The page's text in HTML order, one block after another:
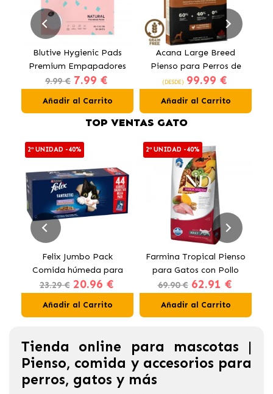
Blutive Hygienic Pads
Premium Empapadores
para Perros 60x60 cm
9.99 € 7.99 €
Añadir al Carrito
Acana Large Breed
Pienso para Perros de
Razas Grandes con Pollo
(DESDE) 99.99 €
Añadir al Carrito
TOP VENTAS GATO
2ª UNIDAD -40%
Felix Jumbo Pack
Comida húmeda para
Gatos en Gelatina Buey,
23.29 € 20.96 €
Añadir al Carrito
2ª UNIDAD -40%
Farmina Tropical Pienso
para Gatos con Pollo
69.90 € 62.91 €
Añadir al Carrito
Tienda online para mascotas |
Pienso, comida y accesorios para
perros, gatos y más